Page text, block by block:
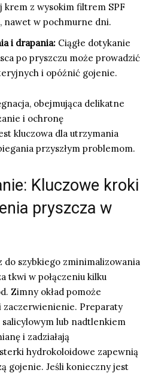
krem z wysokim filtrem SPF
nawet w pochmurne dni.
i drapania: Ciągłe dotykanie
po pryszczu może prowadzić
i opóźnić gojenie.
obejmująca delikatne
i ochronę
kluczowa dla utrzymania
przyszłym problemom.
Kluczowe kroki
pryszcza w
do szybkiego zminimalizowania
tkwi w połączeniu kilku
Zimny okład pomoże
zaczerwienienie. Preparaty
lub nadtlenkiem
i zadziałają
hydrokoloidowe zapewnią
gojenie. Jeśli konieczny jest